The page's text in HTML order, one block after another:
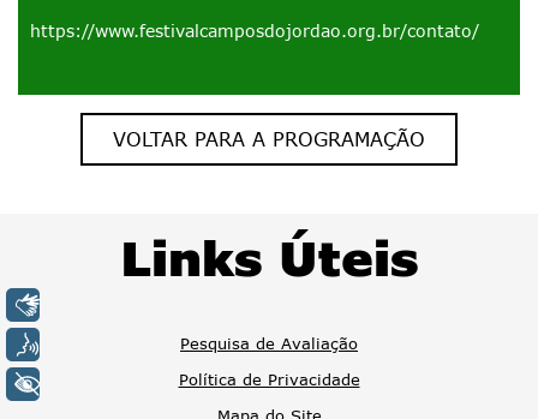
+ ACESSIBILIDADE
https://www.festivalcamposdojordao.org.br/contato/
VOLTAR PARA A PROGRAMAÇÃO
Links Úteis
Pesquisa de Avaliação
Política de Privacidade